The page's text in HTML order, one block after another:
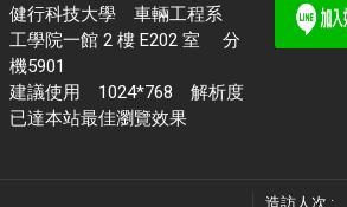
健行科技大學 車輛工程系
工學院一館 2 樓 E202 室 分
機5901
建議使用 1024*768 解析度
已達本站最佳瀏覽效果
造訪人次 :